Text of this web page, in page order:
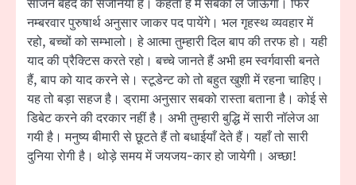
साजन बेहद की सजनियाँ हैं। कहता है मैं सबको ले जाऊंगा। फिर
नम्बरवार पुरुषार्थ अनुसार जाकर पद पायेंगे। भल गृहस्थ व्यवहार में
रहो, बच्चों को सम्भालो। हे आत्मा तुम्हारी दिल बाप की तरफ हो। यही
याद की प्रैक्टिस करते रहो। बच्चे जानते हैं अभी हम स्वर्गवासी बनते
हैं, बाप को याद करने से। स्टूडेन्ट को तो बहुत खुशी में रहना चाहिए।
यह तो बड़ा सहज है। ड्रामा अनुसार सबको रास्ता बताना है। कोई से
डिबेट करने की दरकार नहीं है। अभी तुम्हारी बुद्धि में सारी नॉलेज आ
गयी है। मनुष्य बीमारी से छूटते हैं तो बधाईयाँ देते हैं। यहाँ तो सारी
दुनिया रोगी है। थोड़े समय में जयजय-कार हो जायेगी। अच्छा!